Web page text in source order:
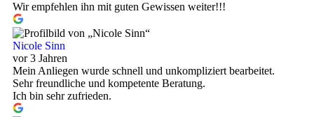
Wir empfehlen ihn mit guten Gewissen weiter!!!
Nicole Sinn
vor 3 Jahren
Mein Anliegen wurde schnell und unkompliziert bearbeitet.
Sehr freundliche und kompetente Beratung.
Ich bin sehr zufrieden.